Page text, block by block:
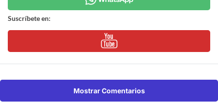
Suscríbete en:
Mostrar Comentarios